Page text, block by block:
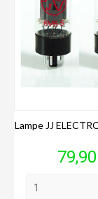
Lampe JJ
Prix